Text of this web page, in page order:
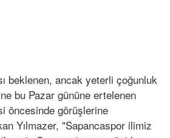
beklenen, ancak yeterli çoğunluk
bu Pazar gününe ertelenen
öncesinde görüşlerine
Yılmazer, "Sapancaspor ilimiz